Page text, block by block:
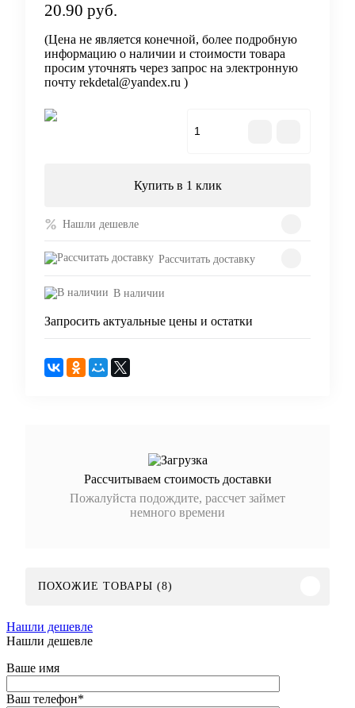
20.90 руб.
(Цена не является конечной, более подробную
информацию о наличии и стоимости товара
просим уточнять через запрос на электронную
почту rekdetal@yandex.ru )
Купить в 1 клик
Нашли дешевле
Рассчитать доставку
В наличии
Запросить актуальные цены и остатки
Рассчитываем стоимость доставки
Пожалуйста подождите, рассчет займет
немного времени
ПОХОЖИЕ ТОВАРЫ (8)
Нашли дешевле
Нашли дешевле
Ваше имя
Ваш телефон*